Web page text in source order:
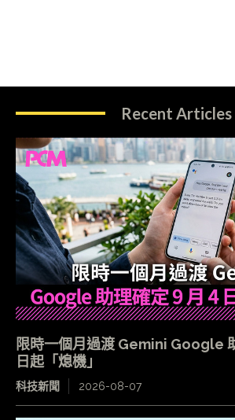
Recent Articles
限時一個月過渡 Gemini Google
日起「熄機」
科技新聞 2026-08-07